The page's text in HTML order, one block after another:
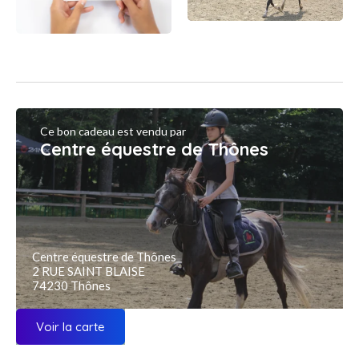
Ce bon cadeau est vendu par
Centre équestre de Thônes
Centre équestre de Thônes
2 RUE SAINT BLAISE
74230 Thônes
Voir la carte